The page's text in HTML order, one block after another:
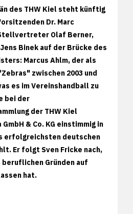
des THW Kiel steht künftig
Dr. Marc
Olaf Berner,
Binek auf der Brücke des
Marcus Ahlm, der als
zwischen 2003 und
es im Vereinshandball zu
bei der
der THW Kiel
& Co. KG einstimmig in
erfolgreichsten deutschen
Er folgt Sven Fricke nach,
beruflichen Gründen auf
hat.